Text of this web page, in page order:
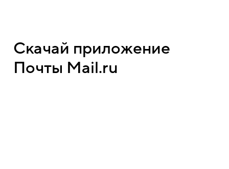
Скачай приложение
Почты Mail.ru